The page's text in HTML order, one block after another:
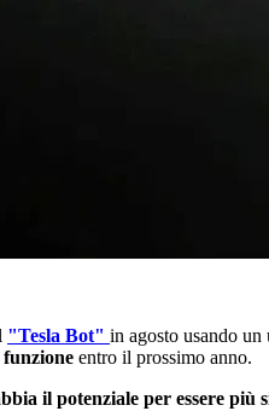
"Tesla Bot" in agosto usando
funzione entro il prossimo anno.
il potenziale per essere